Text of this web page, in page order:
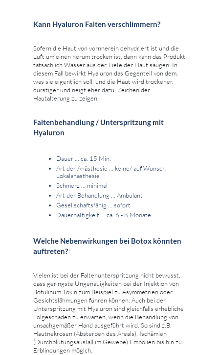
Kann Hyaluron Falten verschlimmern?
Sofern die Haut von vornherein dehydriert ist und die
Luft um einen herum trocken ist, dann kann das Produkt
tatsächlich Wasser aus der Tiefe der Haut saugen. In
diesem Fall bewirkt Hyaluron das Gegenteil von dem,
was sie eigentlich soll, und die Haut wird trockener,
durstiger und neigt eher dazu, Zeichen der
Hautalterung zu zeigen.
Faltenbehandlung / Unterspritzung mit
Hyaluron
Dauer ... ca. 15 Min.
Art der Anästhesie ... keine/ auf Wunsch
Lokalanästhesie
Schmerz ... minimal
Art der Behandlung ... Ambulant
Gesellschaftsfähig ... sofort
Dauerhaftigkeit ... ca. 6 - 8 Monate
Welche Nebenwirkungen bei Botox könnten
auftreten?!
Vielen ist bei der Faltenunterspritzung nicht bewusst,
dass geringste Ungenauigkeiten bei der Injektion von
Botulinum Toxin zum Beispiel zu Asymmetrien oder
Gesichtslähmungen führen können. Auch bei der
Unterspritzung mit Hyaluron sind gleichfalls erhebliche
Folgeschäden zu erwarten, wenn die Behandlung von
unsachgemäßer Hand ausgeführt wird. So sind z.B.
Hautnekrosen (Absterben des Areals), Ischämien
(Durchblutungsausfall im Gewebe) Embolien bis hin zu
Erblindungen möglch.